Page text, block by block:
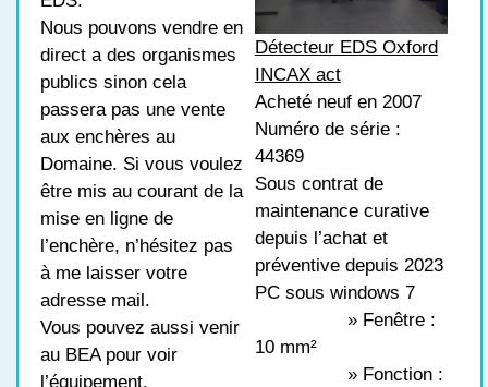
Nous pouvons vendre en
direct a des organismes
publics sinon cela
passera pas une vente
aux enchères au
Domaine. Si vous voulez
être mis au courant de la
mise en ligne de
l’enchère, n’hésitez pas
à me laisser votre
adresse mail.
Vous pouvez aussi venir
au BEA pour voir
l’équipement.
Détecteur EDS Oxford
INCAX act
Acheté neuf en 2007
Numéro de série :
44369
Sous contrat de
maintenance curative
depuis l’achat et
préventive depuis 2023
PC sous windows 7
» Fenêtre :
10 mm²
» Fonction :